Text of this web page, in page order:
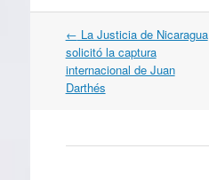
Navegación
por
artículos
← La Justicia de Nicaragua
solicitó la captura
internacional de Juan
Darthés